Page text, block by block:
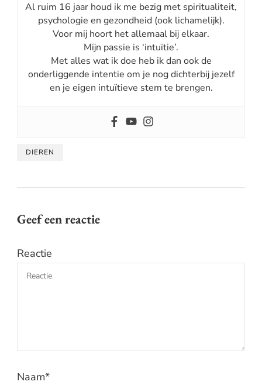
Al ruim 16 jaar houd ik me bezig met spiritualiteit,
psychologie en gezondheid (ook lichamelijk).
Voor mij hoort het allemaal bij elkaar.
Mijn passie is ‘intuïtie’.
Met alles wat ik doe heb ik dan ook de
onderliggende intentie om je nog dichterbij jezelf
en je eigen intuïtieve stem te brengen.
DIEREN
Geef een reactie
Reactie
Naam*